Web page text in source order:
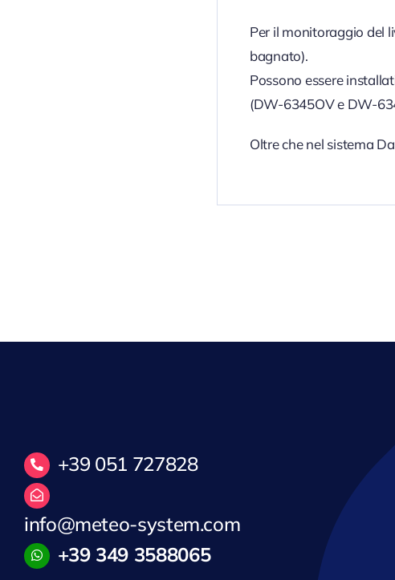
Per il monitoraggio del
bagnato).
Possono essere
(DW-6345OV e DW-
Oltre che nel sistema
+39 051 727828
info@meteo-system.com
+39 349 3588065